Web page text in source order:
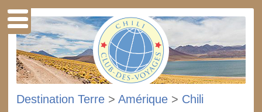
Destination Terre > Amérique > Chili